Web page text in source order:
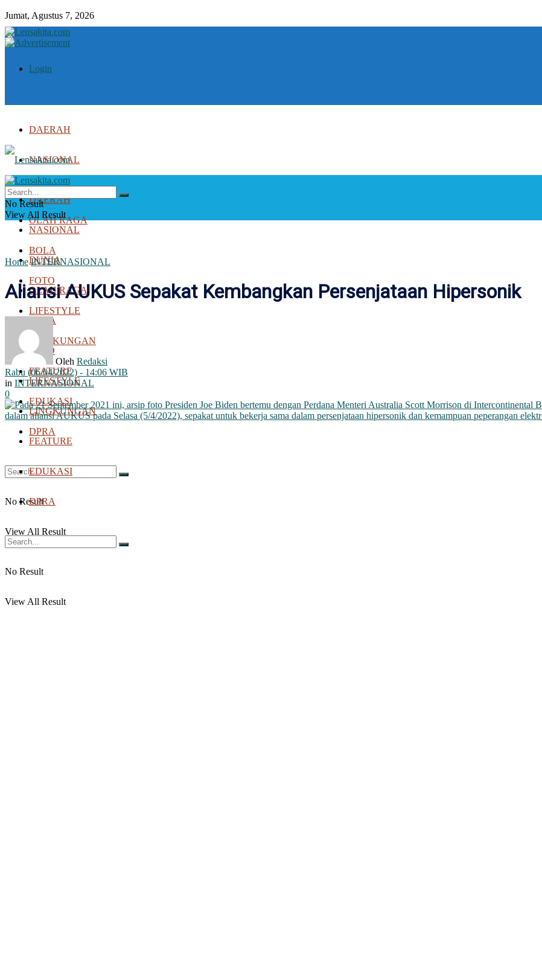
Jumat, Agustus 7, 2026
Login
DAERAH
NASIONAL
DUNIA
OLAH RAGA
BOLA
FOTO
LIFESTYLE
LINGKUNGAN
FEATURE
EDUKASI
DPRA
No Result
View All Result
DAERAH
NASIONAL
DUNIA
OLAH RAGA
BOLA
FOTO
LIFESTYLE
LINGKUNGAN
FEATURE
EDUKASI
DPRA
No Result
View All Result
No Result
View All Result
Home INTERNASIONAL
Aliansi AUKUS Sepakat Kembangkan Persenjataan Hipersonik
Oleh Redaksi
Rabu (06/04/2022) - 14:06 WIB
in INTERNASIONAL
0